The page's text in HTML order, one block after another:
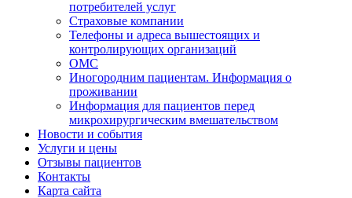
потребителей услуг
Страховые компании
Телефоны и адреса вышестоящих и
контролирующих организаций
ОМС
Иногородним пациентам. Информация о
проживании
Информация для пациентов перед
микрохирургическим вмешательством
Новости и события
Услуги и цены
Отзывы пациентов
Контакты
Карта сайта